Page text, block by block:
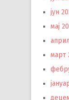
јун
мај
март